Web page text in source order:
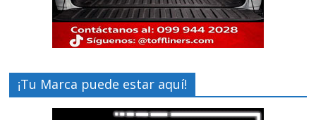
¡Tu Marca puede estar aquí!